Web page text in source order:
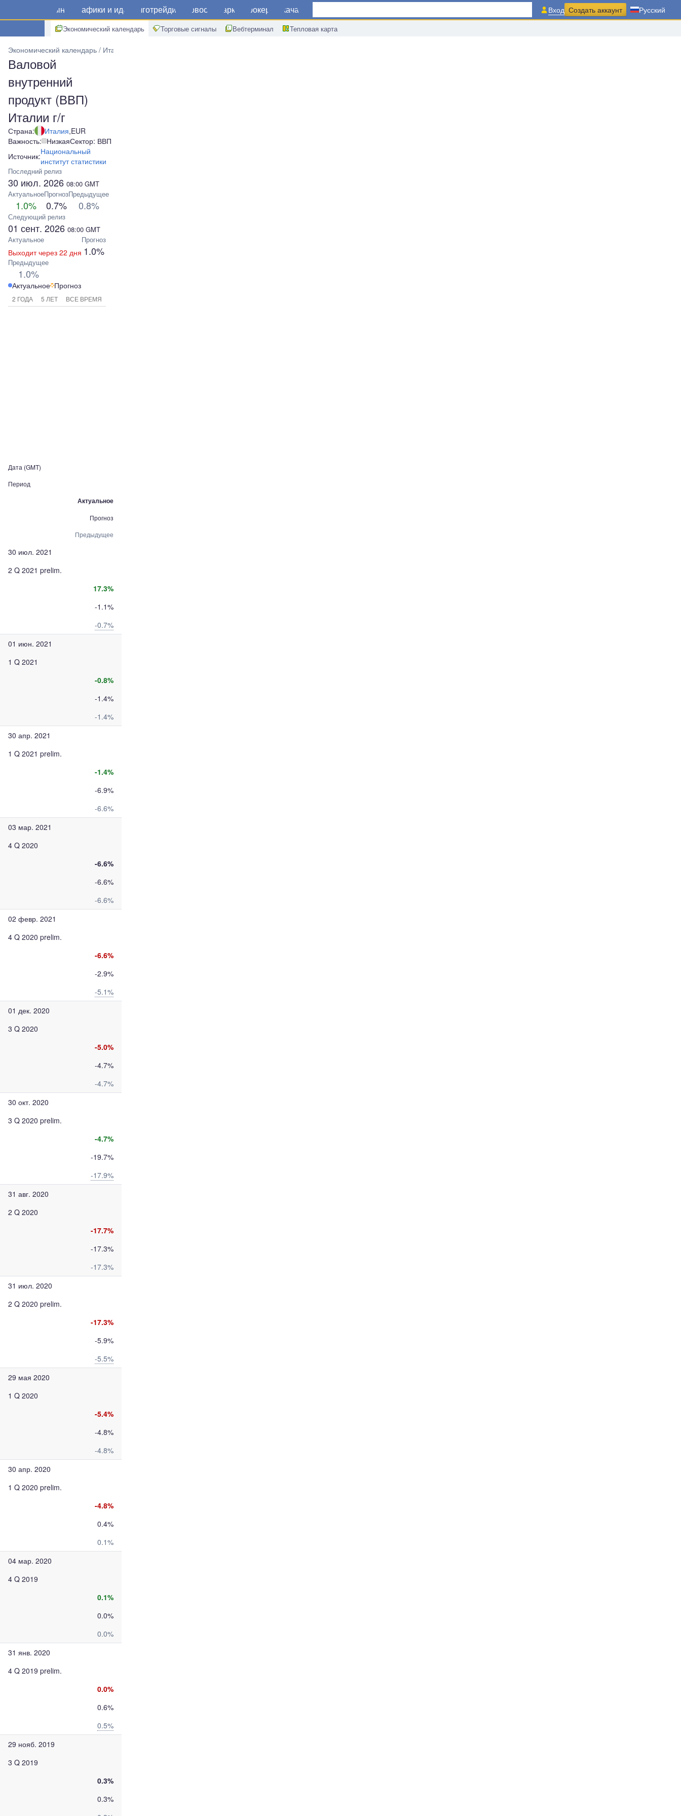
Рынки Графики и идеи Алготрейдинг Новости Маркет Брокеры Скачать
Экономический календарь Торговые сигналы Вебтерминал Тепловая карта
Вход Создать аккаунт Русский
Экономический календарь Италия
Валовой
внутренний
продукт (ВВП)
Италии г/г
Страна: Италия,EUR
Важность: НизкаяСектор: ВВП
Источник:Национальный
институт статистики
Последний релиз
30 июл. 2026 08:00 GMT
Актуальное
1.0%
Прогноз
0.7%
Предыдущее
0.8%
Следующий релиз
01 сент. 2026 08:00 GMT
Актуальное
Выходит через 22 дня
Прогноз
1.0%
Предыдущее
1.0%
Актуальное Прогноз
2 ГОДА 5 ЛЕТ ВСЕ ВРЕМЯ
Дата (GMT)
Период
Актуальное
Прогноз
Предыдущее
30 июл. 2021
2 Q 2021 prelim.
17.3%
-1.1%
-0.7%
01 июн. 2021
1 Q 2021
-0.8%
-1.4%
-1.4%
30 апр. 2021
1 Q 2021 prelim.
-1.4%
-6.9%
-6.6%
03 мар. 2021
4 Q 2020
-6.6%
-6.6%
-6.6%
02 февр. 2021
4 Q 2020 prelim.
-6.6%
-2.9%
-5.1%
01 дек. 2020
3 Q 2020
-5.0%
-4.7%
-4.7%
30 окт. 2020
3 Q 2020 prelim.
-4.7%
-19.7%
-17.9%
31 авг. 2020
2 Q 2020
-17.7%
-17.3%
-17.3%
31 июл. 2020
2 Q 2020 prelim.
-17.3%
-5.9%
-5.5%
29 мая 2020
1 Q 2020
-5.4%
-4.8%
-4.8%
30 апр. 2020
1 Q 2020 prelim.
-4.8%
0.4%
0.1%
04 мар. 2020
4 Q 2019
0.1%
0.0%
0.0%
31 янв. 2020
4 Q 2019 prelim.
0.0%
0.6%
0.5%
29 нояб. 2019
3 Q 2019
0.3%
0.3%